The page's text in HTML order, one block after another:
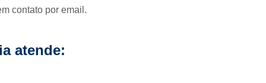
contato por email.
atende: